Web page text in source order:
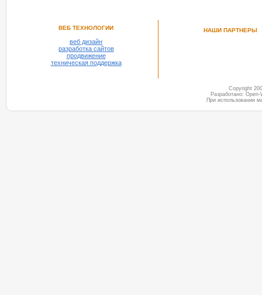
ВЕБ ТЕХНОЛОГИИ
веб дизайн
разработка сайтов
продвижение
техническая поддержка
НАШИ ПАРТНЕРЫ
Copyright
Разработано:
При использовании